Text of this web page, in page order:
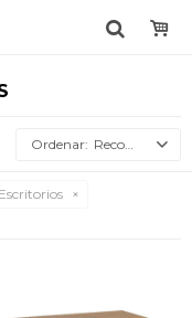
Recomendados
Escritorios